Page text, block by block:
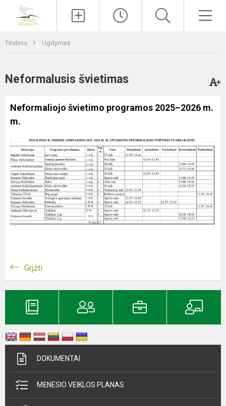
Titulinis Ugdymas
Neformalusis švietimas
Neformaliojo švietimo programos 2025–2026 m.
m.
Grįžti
DOKUMENTAI
MĖNESIO VEIKLOS PLANAS